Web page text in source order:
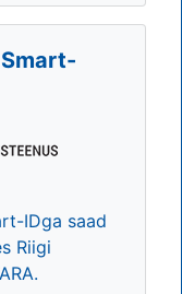
IDga saad
Riigi